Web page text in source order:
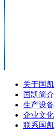
关于国凯
国凯简介
生产设备
企业文化
联系国凯